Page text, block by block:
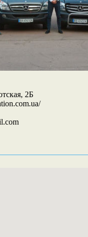
2Б